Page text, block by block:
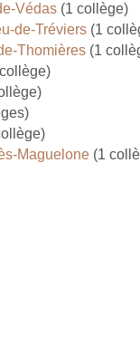
Védas(1 collège)
de-Tréviers(1
Thomières(1
Maguelone(1